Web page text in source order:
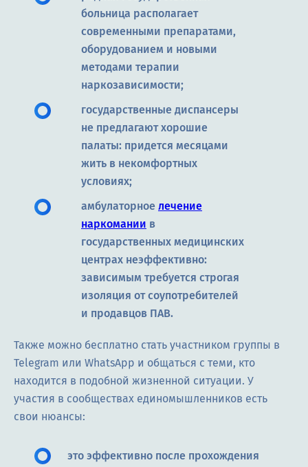
больница располагает
современными препаратами,
оборудованием и новыми
методами терапии
наркозависимости;
государственные диспансеры
не предлагают хорошие
палаты: придется месяцами
жить в некомфортных
условиях;
амбулаторное лечение
наркомании в
государственных медицинских
центрах неэффективно:
зависимым требуется строгая
изоляция от соупотребителей
и продавцов ПАВ.
Также можно бесплатно стать участником группы в
Telegram или WhatsApp и общаться с теми, кто
находится в подобной жизненной ситуации. У
участия в сообществах единомышленников есть
свои нюансы:
это эффективно после прохождения